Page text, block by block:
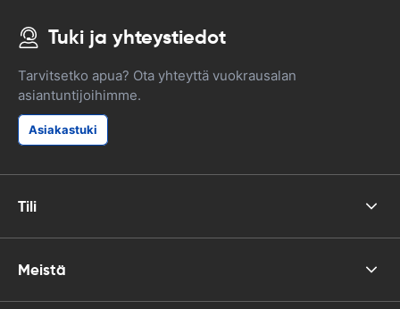
Tuki ja yhteystiedot
Tarvitsetko apua? Ota yhteyttä vuokrausalan
asiantuntijoihimme.
Asiakastuki
Tili
Meistä